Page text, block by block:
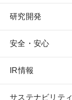
研究開発
安全・安心
IR情報
サステナビリティ